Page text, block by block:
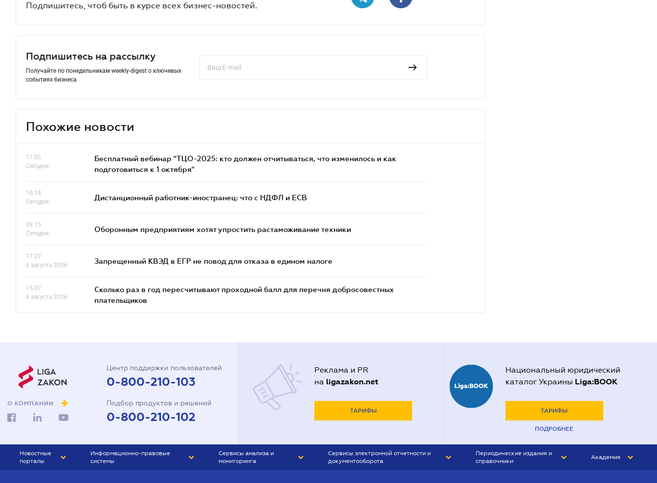
Подпишитесь, чтоб быть в курсе всех бизнес-новостей.
Подпишитесь на рассылку
Получайте по понедельникам weekly-digest о ключевых
событиях бизнеса
Похожие новости
11.05
Сегодня
Бесплатный вебинар "ТЦО-2025: кто должен отчитываться, что изменилось и как
подготовиться к 1 октября"
10.14
Сегодня
Дистанционный работник-иностранец: что с НДФЛ и ЕСВ
09.15
Сегодня
Оборонным предприятиям хотят упростить растаможивание техники
17.07
6 августа 2026
Запрещенный КВЭД в ЕГР не повод для отказа в едином налоге
15.07
6 августа 2026
Сколько раз в год пересчитывают проходной балл для перечня добросовестных
плательщиков
О КОМПАНИИ
Центр поддержки пользователей
0-800-210-103
Подбор продуктов и решений
0-800-210-102
Реклама и PR
на ligazakon.net
ТАРИФЫ
Национальный юридический
каталог Украины Liga:BOOK
ТАРИФЫ
ПОДРОБНЕЕ
Новостные
порталы
Информационно-правовые
системы
Сервисы анализа и
мониторинга
Сервисы электронной отчетности и
документооборота
Периодические издания и
справочники
Академия